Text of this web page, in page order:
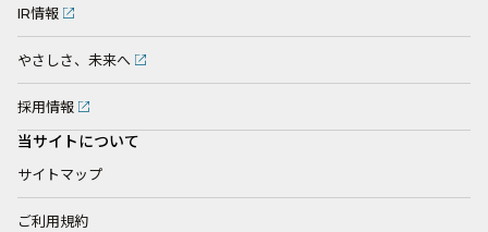
IR情報
やさしさ、未来へ
採用情報
当サイトについて
サイトマップ
ご利用規約